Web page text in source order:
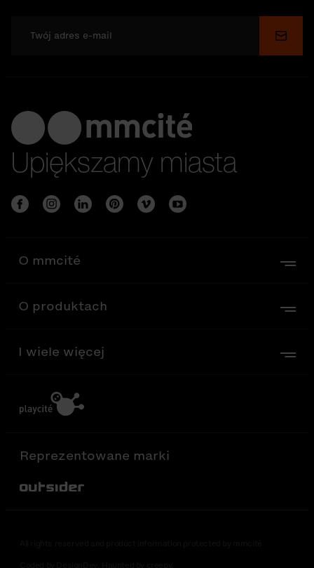
Wyślij
Upiększamy miasta
O mmcité
O produktach
I wiele więcej
Reprezentowane marki
Out-Sider